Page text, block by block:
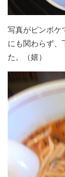
写真がピンボケ
にも関わらず、
た。（嬉）